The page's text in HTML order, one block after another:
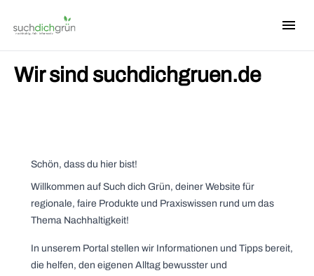
menu
Wir sind suchdichgruen.de
Schön, dass du hier bist!
Willkommen auf Such dich Grün, deiner Website für
regionale, faire Produkte und Praxiswissen rund um das
Thema Nachhaltigkeit!
In unserem Portal stellen wir Informationen und Tipps bereit,
die helfen, den eigenen Alltag bewusster und